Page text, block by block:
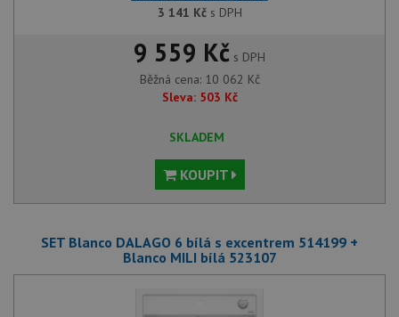
3 141 Kčs DPH
9 559 Kč s DPH
Běžná cena: 10 062 Kč
Sleva: 503 Kč
SKLADEM
KOUPIT
SET Blanco DALAGO 6 bílá s excentrem 514199 +
Blanco MILI bílá 523107